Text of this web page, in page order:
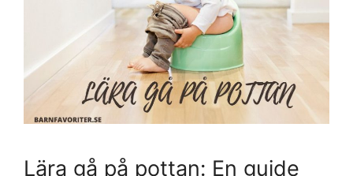
Lära gå på pottan: En guide